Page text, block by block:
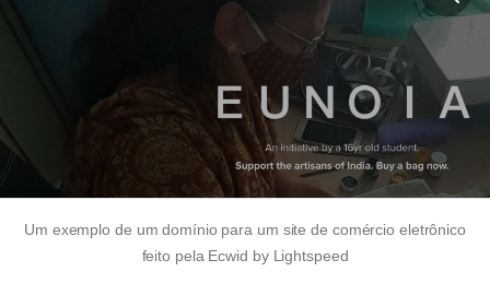
Um exemplo de um domínio para um site de comércio eletrônico
feito pela Ecwid by Lightspeed